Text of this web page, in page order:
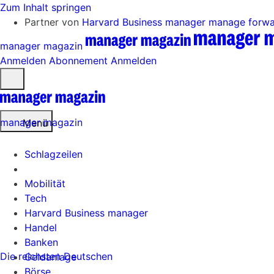
Zum Inhalt springen
Partner von Harvard Business manager manage
manager magazin
Anmelden Abonnement Anmelden
öffnen
Menü
Schlagzeilen
Mobilität
Tech
Harvard Business manager
Handel
Banken
Geldanlage
Börse
manager magazin
Die reichsten Deutschen